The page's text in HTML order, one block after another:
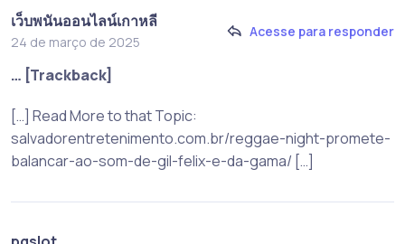
เว็บพนันออนไลน์เกาหลี
24 de março de 2025
Acesse para responder
… [Trackback]
[…] Read More to that Topic:
salvadorentretenimento.com.br/reggae-night-promete-
balancar-ao-som-de-gil-felix-e-da-gama/ […]